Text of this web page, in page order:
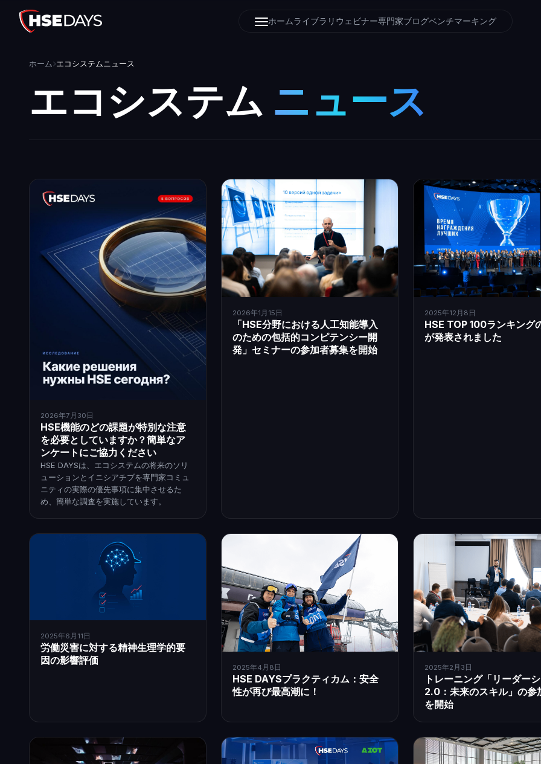
ホームライブラリ ウェビナー専門家ブログベンチマーキング
ホーム エコシステムニュース
エコシステム ニュース
2026年7月30日
HSE機能のどの課題が特別な注意
を必要としていますか？簡単なア
ンケートにご協力ください
HSE DAYSは、エコシステムの将来のソリ
ューションとイニシアチブを専門家コミュ
ニティの実際の優先事項に集中させるた
め、簡単な調査を実施しています。
2026年1月15日
「HSE分野における人工知能導入
のための包括的コンピテンシー開
発」セミナーの参加者募集を開始
2025年12月8日
HSE TOP 100ランキング
が発表されました
2025年6月11日
労働災害に対する精神生理学的要
因の影響評価
2025年4月8日
HSE DAYSプラクティカム：安全
性が再び最高潮に！
2025年2月3日
トレーニング「リーダー
2.0：未来のスキル」の参
を開始